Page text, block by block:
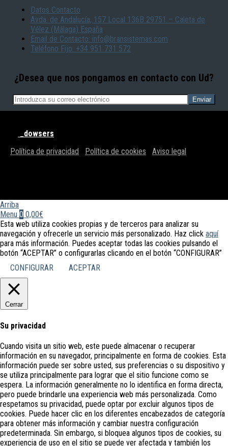
Datos Contacto
Avda. de Andalucía, 157 Local 136B 29751 – Caleta de
Vélez (Málaga) España
Email de Contacto: info@bransistemas.com
Teléfono Fijo: +34 951 731 572
¿Desea que nos pongamos en contacto con Ud?
_dowsers
Política de privacidad
Política de cookies Aviso legal
Arriba
Menu 0 0,00€
Esta web utiliza cookies propias y de terceros para analizar su
navegación y ofrecerle un servicio más personalizado. Haz click aquí
para más información. Puedes aceptar todas las cookies pulsando el
botón “ACEPTAR” o configurarlas clicando en el botón “CONFIGURAR”
CONFIGURAR
ACEPTAR
Cerrar
Su privacidad
Cuando visita un sitio web, este puede almacenar o recuperar
información en su navegador, principalmente en forma de cookies. Esta
información puede ser sobre usted, sus preferencias o su dispositivo y
se utiliza principalmente para lograr que el sitio funcione como se
espera. La información generalmente no lo identifica en forma directa,
pero puede brindarle una experiencia web más personalizada. Como
respetamos su privacidad, puede optar por excluir algunos tipos de
cookies. Puede hacer clic en los diferentes encabezados de categoría
para obtener más información y cambiar nuestra configuración
predeterminada. Sin embargo, si bloquea algunos tipos de cookies, su
experiencia de uso en el sitio se puede ver afectada y también los